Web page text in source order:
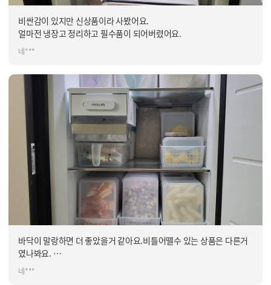
비싼감이 있지만 신상품이라 사봤어요.
얼마전 냉장고 정리하고 필수품이 되어버렸어요.
네***
바닥이 말랑하면 더 좋았을거 같아요.비틀어뗄수 있는 상품은 다른거
였나봐요.
일관성 있게 배치하니 확실이 넓어보입니다.오브제 키친핏냉장고에
사이즈 잘 맞네요
네***